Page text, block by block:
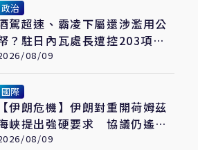
政治
駕超速、霸凌下屬還涉濫用公
？駐日內瓦處長遭控203項爭
外交部啟動調查
08/09
國際
【伊朗危機】伊朗對重開荷姆茲
峽提出強硬要求 協議仍遙不
及 08/09